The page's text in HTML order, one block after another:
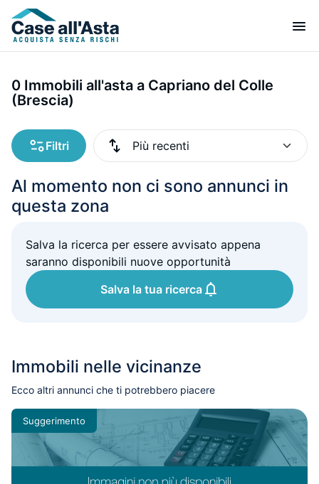
0 Immobili all'asta a Capriano del Colle
(Brescia)
Filtri
Al momento non ci sono annunci in
questa zona
Salva la ricerca per essere avvisato appena
saranno disponibili nuove opportunità
Salva la tua ricerca
Immobili nelle vicinanze
Ecco altri annunci che ti potrebbero piacere
Suggerimento